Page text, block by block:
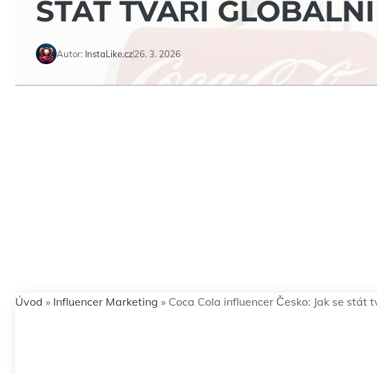
STÁT TVÁŘÍ
Autor: InstaLike.cz26. 3. 2026
Úvod » Influencer Marketing » Coca Cola influencer Česko: Jak se stát